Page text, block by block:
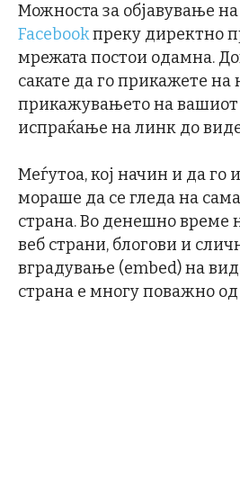
Можноста за објавување
Facebookпреку директно
мрежата постои одамна.
сакате да го прикажете на
прикажувањето на
испраќање на линк до
Меѓутоа, кој начин и да го
мораше да се гледа на
страна. Во денешно време
веб страни, блогови и
вградување (embed) на
страна е многу поважно